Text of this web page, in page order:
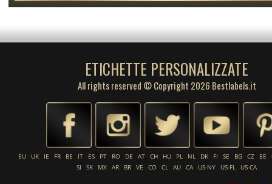
ETICHETTE PERSONALIZZATE
All rights reserved © Copyright 2026 Bestlabels.it
EU UK IE FR BE IT ES PT RO DE AT CH HU PL NL DK FI SE BG CZ EE
SI
SK MX AR BR VE CO CL AU CA US-NY US-FL US-CA